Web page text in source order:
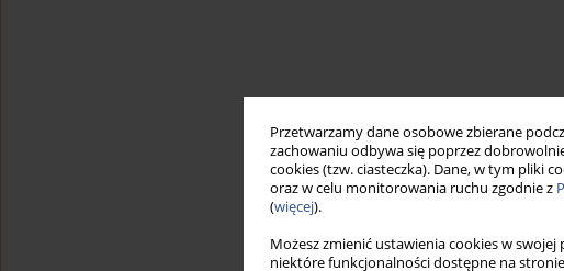
Przetwarzamy dane osobowe zbierane
zachowaniu odbywa się poprzez
cookies (tzw. ciasteczka). Dane, w tym pliki
oraz w celu monitorowania ruchu zgodnie z
(więcej).
Możesz zmienić ustawienia cookies w
niektóre funkcjonalności dostępne na